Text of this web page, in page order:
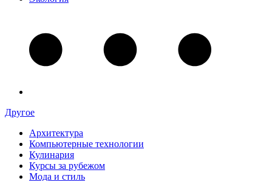
Другое
Архитектура
Компьютерные технологии
Кулинария
Курсы за рубежом
Мода и стиль